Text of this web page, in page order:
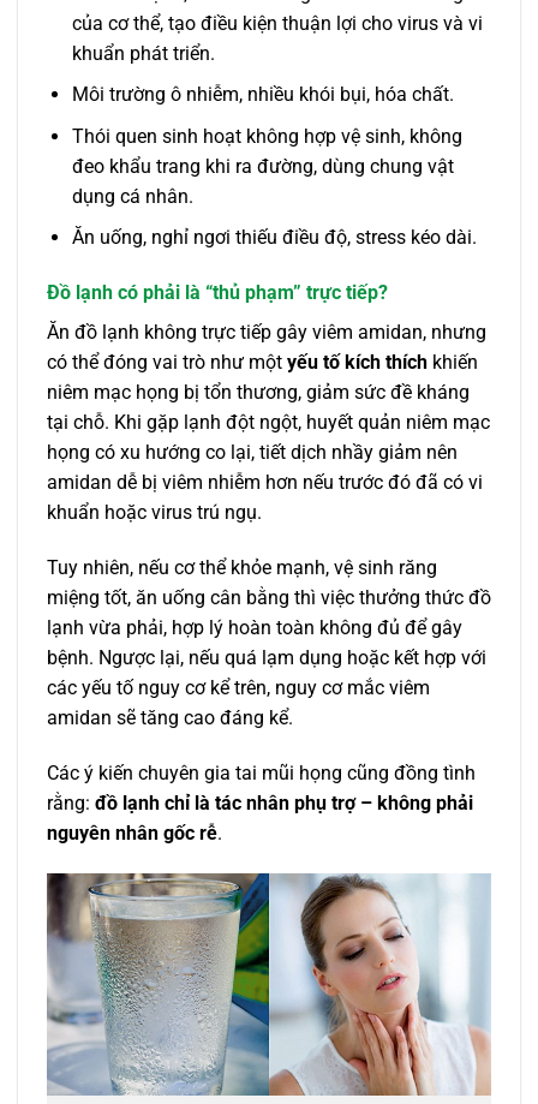
của cơ thể, tạo điều kiện thuận lợi cho virus và vi
khuẩn phát triển.
Môi trường ô nhiễm, nhiều khói bụi, hóa chất.
Thói quen sinh hoạt không hợp vệ sinh, không
đeo khẩu trang khi ra đường, dùng chung vật
dụng cá nhân.
Ăn uống, nghỉ ngơi thiếu điều độ, stress kéo dài.
Đồ lạnh có phải là “thủ phạm” trực tiếp?
Ăn đồ lạnh không trực tiếp gây viêm amidan, nhưng
có thể đóng vai trò như một yếu tố kích thích khiến
niêm mạc họng bị tổn thương, giảm sức đề kháng
tại chỗ. Khi gặp lạnh đột ngột, huyết quản niêm mạc
họng có xu hướng co lại, tiết dịch nhầy giảm nên
amidan dễ bị viêm nhiễm hơn nếu trước đó đã có vi
khuẩn hoặc virus trú ngụ.
Tuy nhiên, nếu cơ thể khỏe mạnh, vệ sinh răng
miệng tốt, ăn uống cân bằng thì việc thưởng thức đồ
lạnh vừa phải, hợp lý hoàn toàn không đủ để gây
bệnh. Ngược lại, nếu quá lạm dụng hoặc kết hợp với
các yếu tố nguy cơ kể trên, nguy cơ mắc viêm
amidan sẽ tăng cao đáng kể.
Các ý kiến chuyên gia tai mũi họng cũng đồng tình
rằng: đồ lạnh chỉ là tác nhân phụ trợ – không phải
nguyên nhân gốc rễ.